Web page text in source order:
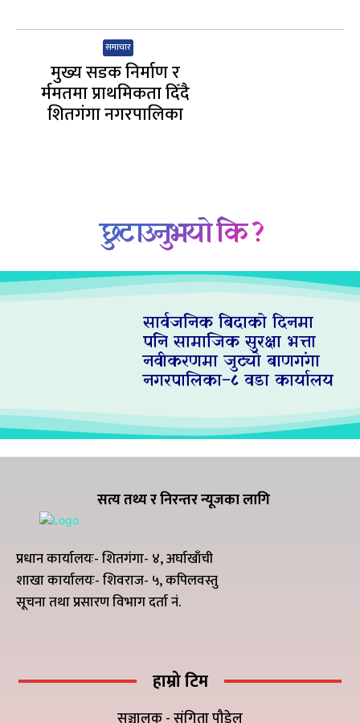
समाचार
मुख्य सडक निर्माण र
र्ममतमा प्राथमिकता दिँदै
शितगंगा नगरपालिका
छुटाउनुभयो कि ?
सार्वजनिक बिदाको दिनमा
पनि सामाजिक सुरक्षा भत्ता
नवीकरणमा जुट्यो बाणगंगा
नगरपालिका–८ वडा कार्यालय
सत्य तथ्य र निरन्तर न्यूजका लागि
प्रधान कार्यालयः- शितगंगा- ४, अर्घाखाँची
शाखा कार्यालयः- शिवराज- ५, कपिलवस्तु
सूचना तथा प्रसारण विभाग दर्ता नं.
हाम्रो टिम